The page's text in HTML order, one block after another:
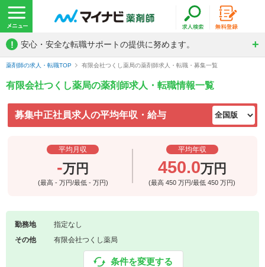
! 安心・安全な転職サポートの提供に努めます。
薬剤師の求人・転職TOP 有限会社つくし薬局の薬剤師求人・転職・募集一覧
有限会社つくし薬局の薬剤師求人・転職情報一覧
募集中正社員求人の平均年収・給与
平均月収
-万円
(最高 - 万円/最低 - 万円)
平均年収
450.0万円
(最高450万円/最低450万円)
勤務地
指定なし
その他
有限会社つくし薬局
条件を変更する